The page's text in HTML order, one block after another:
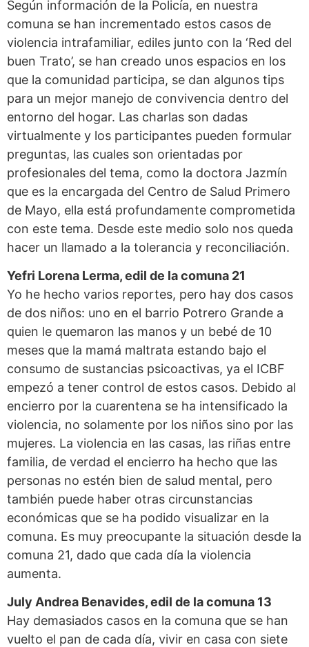
Según información de la Policía, en nuestra
comuna se han incrementado estos casos de
violencia intrafamiliar, ediles junto con la ‘Red del
buen Trato’, se han creado unos espacios en los
que la comunidad participa, se dan algunos tips
para un mejor manejo de convivencia dentro del
entorno del hogar. Las charlas son dadas
virtualmente y los participantes pueden formular
preguntas, las cuales son orientadas por
profesionales del tema, como la doctora Jazmín
que es la encargada del Centro de Salud Primero
de Mayo, ella está profundamente comprometida
con este tema. Desde este medio solo nos queda
hacer un llamado a la tolerancia y reconciliación.
Yefri Lorena Lerma, edil de la comuna 21
Yo he hecho varios reportes, pero hay dos casos
de dos niños: uno en el barrio Potrero Grande a
quien le quemaron las manos y un bebé de 10
meses que la mamá maltrata estando bajo el
consumo de sustancias psicoactivas, ya el ICBF
empezó a tener control de estos casos. Debido al
encierro por la cuarentena se ha intensificado la
violencia, no solamente por los niños sino por las
mujeres. La violencia en las casas, las riñas entre
familia, de verdad el encierro ha hecho que las
personas no estén bien de salud mental, pero
también puede haber otras circunstancias
económicas que se ha podido visualizar en la
comuna. Es muy preocupante la situación desde la
comuna 21, dado que cada día la violencia
aumenta.
July Andrea Benavides, edil de la comuna 13
Hay demasiados casos en la comuna que se han
vuelto el pan de cada día, vivir en casa con siete